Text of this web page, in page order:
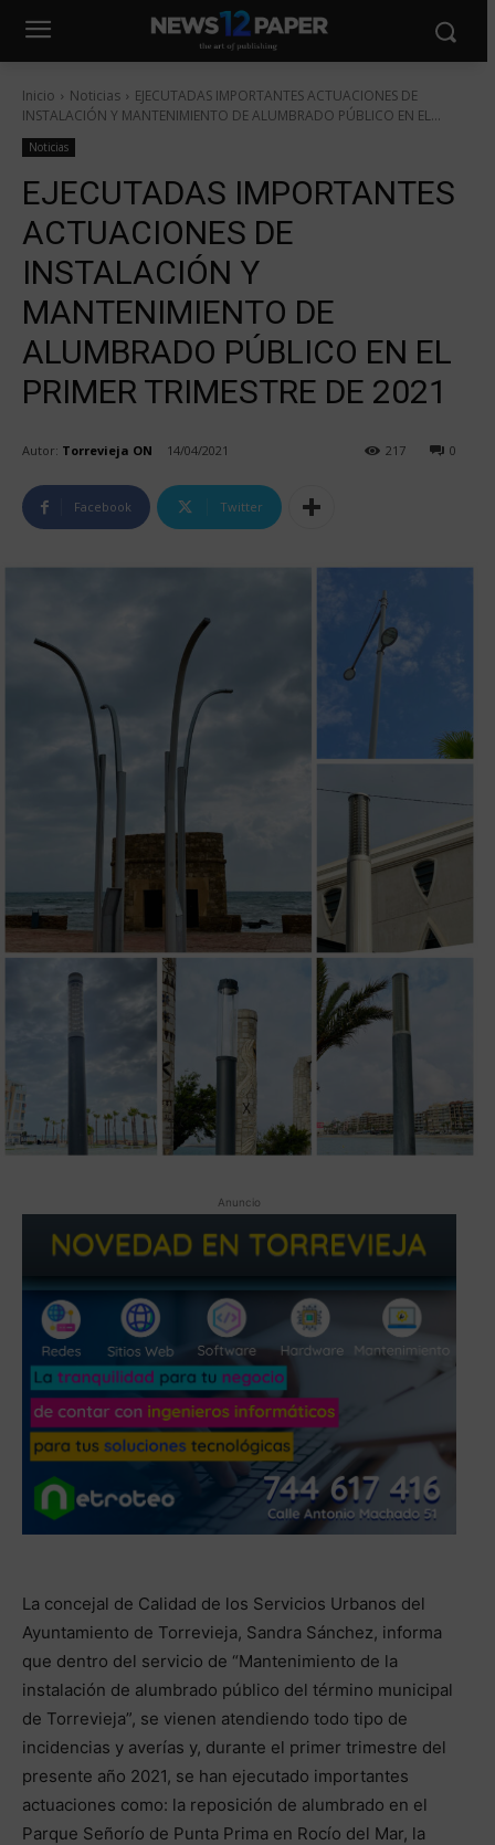
Inicio Noticias
EJECUTADAS IMPORTANTES ACTUACIONES DE
INSTALACIÓN Y MANTENIMIENTO DE ALUMBRADO PÚBLICO EN EL...
Noticias
EJECUTADAS IMPORTANTES
ACTUACIONES DE
INSTALACIÓN Y
MANTENIMIENTO DE
ALUMBRADO PÚBLICO EN EL
PRIMER TRIMESTRE DE 2021
Autor: Torrevieja ON 14/04/2021 0
217
Facebook Twitter
Anuncio
La concejal de Calidad de los Servicios Urbanos del
Ayuntamiento de Torrevieja, Sandra Sánchez, informa
que dentro del servicio de “Mantenimiento de la
instalación de alumbrado público del término municipal
de Torrevieja”, se vienen atendiendo todo tipo de
incidencias y averías y, durante el primer trimestre del
presente año 2021, se han ejecutado importantes
actuaciones como: la reposición de alumbrado en el
Parque Señorío de Punta Prima en Rocío del Mar, la